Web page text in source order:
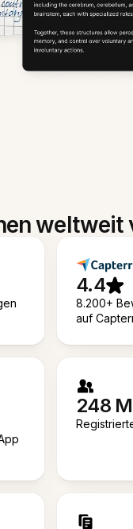
weltweit
4.4
8.200+
auf
248